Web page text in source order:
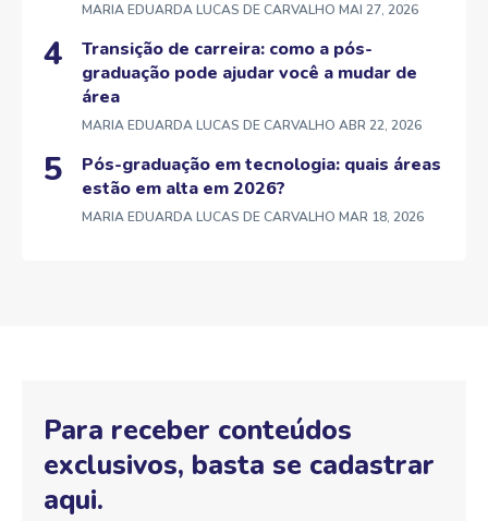
MARIA EDUARDA LUCAS DE CARVALHO MAI 27, 2026
Transição de carreira: como a pós-
graduação pode ajudar você a mudar de
área
MARIA EDUARDA LUCAS DE CARVALHO ABR 22, 2026
Pós-graduação em tecnologia: quais áreas
estão em alta em 2026?
MARIA EDUARDA LUCAS DE CARVALHO MAR 18, 2026
Para receber conteúdos
exclusivos, basta se cadastrar
aqui.